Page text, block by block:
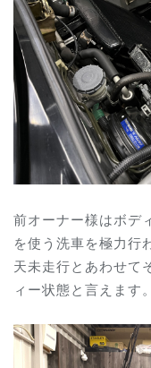
前オーナー様はボデ
を使う洗車を極力行
天未走行とあわせて
ィー状態と言えます。